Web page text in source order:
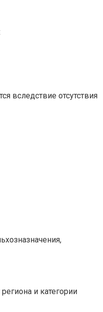
вследствие отсутствия
и категории